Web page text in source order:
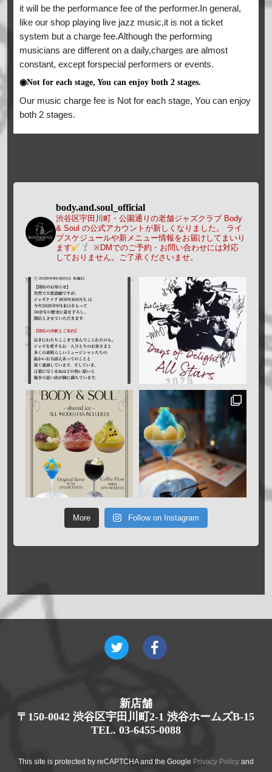
it will be the performance fee of the performer.In general,
like our shop playing live jazz music,it is not a ticket
system but a charge fee.Although the performing
musicians are different on a daily,charges are almost
constant, except forspecial performers or events.
◉Not for each stage, You can enjoy both 2 stages.
Our music charge fee is Not for each stage, You can enjoy
both 2 stages.
body.and.soul_official
渋谷区宇田川町・公園通りの老舗ジャズクラブ Body
& Soul の公式アカウントが新しくなりました。
ライ
ブスケジュールや新メニュー情報をお届けしてまいり
ます
※DMでのご予約・お問い合わせには対応
しておりません。ご了承くださいませ。
More Follow on Instagram
新店舗
〒150-0042 渋谷区宇田川町2-1 渋谷ホームズB-15
TEL. 03-6455-0088
This site is protected by reCAPTCHA and the Google Privacy Policyand